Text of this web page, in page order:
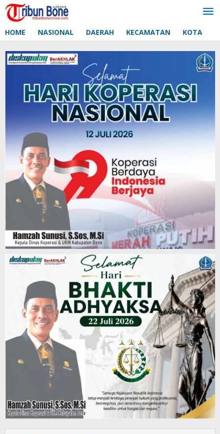
Lewati
ke
HOME NASIONAL DAERAH KECAMATAN KOTA